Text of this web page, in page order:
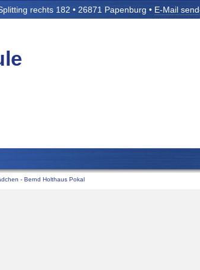
rechts 182 • 26871 Papenburg • E-Mail
- Bernd Holthaus Pokal